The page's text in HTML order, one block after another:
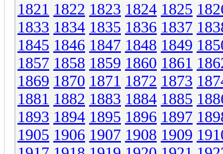
1821 1822 1823 1824 1825
1833 1834 1835 1836 1837
1845 1846 1847 1848 1849
1857 1858 1859 1860 1861
1869 1870 1871 1872 1873
1881 1882 1883 1884 1885
1893 1894 1895 1896 1897
1905 1906 1907 1908 1909